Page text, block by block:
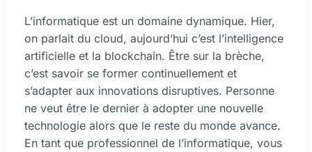
L’informatique est un domaine dynamique. Hier,
on parlait du cloud, aujourd’hui c’est l’intelligence
artificielle et la blockchain. Être sur la brèche,
c’est savoir se former continuellement et
s’adapter aux innovations disruptives. Personne
ne veut être le dernier à adopter une nouvelle
technologie alors que le reste du monde avance.
En tant que professionnel de l’informatique, vous